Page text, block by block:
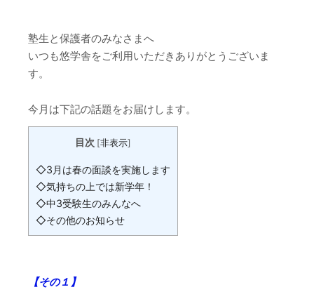
塾生と保護者のみなさまへ
いつも悠学舎をご利用いただきありがとうございま
す。
今月は下記の話題をお届けします。
目次 [非表示]
◇3月は春の面談を実施します
◇気持ちの上では新学年！
◇中3受験生のみんなへ
◇その他のお知らせ
【その１】